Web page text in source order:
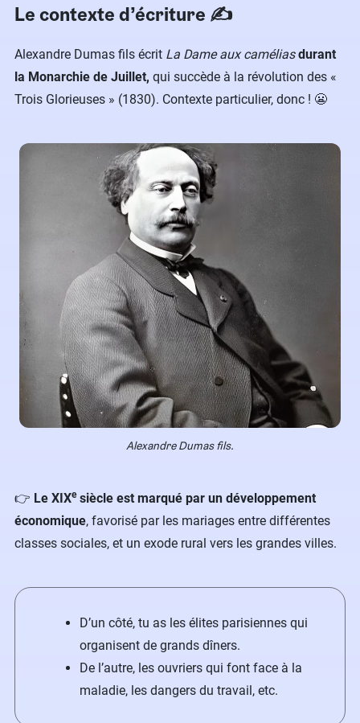
Le contexte d’écriture ✍️
Alexandre Dumas fils écrit La Dame aux caméliasdurant
la Monarchie de Juillet, qui succède à la révolution des «
Trois Glorieuses » (1830). Contexte particulier, donc !​ 😬
Alexandre Dumas fils.
​👉 Le XIXesiècle est marqué par un développement
économique, favorisé par les mariages entre différentes
classes sociales, et un exode rural vers les grandes villes.
D’un côté, tu as les élites parisiennes qui
organisent de grands dîners.
De l’autre, les ouvriers qui font face à la
maladie, les dangers du travail, etc.